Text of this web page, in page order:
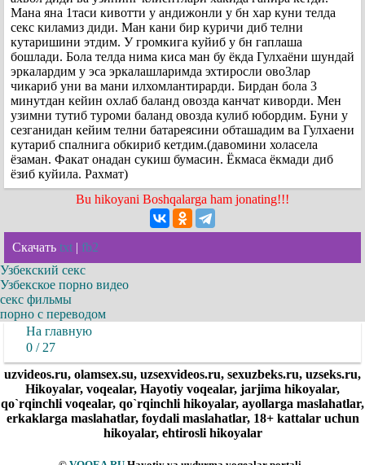
Мана яна 1таси кивотти у андижонли у бн хар куни телда
секс киламиз диди. Ман кани бир куричи диб телни
кутаришини этдим. У громкига куйиб у бн гаплаша
бошлади. Бола телда нима киса ман бу ёкда Гулхаёни шундай
эркалардим у эса эркалашларимда эхтиросли ово3лар
чикариб уни ва мани илхомлантирарди. Бирдан бола 3
минутдан кейин охлаб баланд овозда канчат киворди. Мен
узимни тутиб туроми баланд овозда кулиб юбордим. Буни у
сезганидан кейим телни батареясини обташадим вa Гулхаени
кутариб спалнига обкириб кетдим.(давомини холасела
ёзаман. Факат онадан сукиш бумасин. Ёкмаса ёкмади диб
ёзиб куйила. Рахмат)
Bu hikoyani Boshqalarga ham jonating!!!
Скачать txt | fb2
Узбекский секс
Узбекское порно видео
секс фильмы
порно с переводом
На главную
0 / 27
uzvideos.ru, olamsex.su, uzsexvideos.ru, sexuzbeks.ru, uzseks.ru,
Hikoyalar, voqealar, Hayotiy voqealar, jarjima hikoyalar,
qo`rqinchli voqealar, qo`rqinchli hikoyalar, ayollarga maslahatlar,
erkaklarga maslahatlar, foydali maslahatlar, 18+ kattalar uchun
hikoyalar, ehtirosli hikoyalar